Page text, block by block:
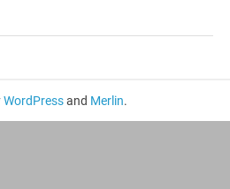
WordPressand Merlin.